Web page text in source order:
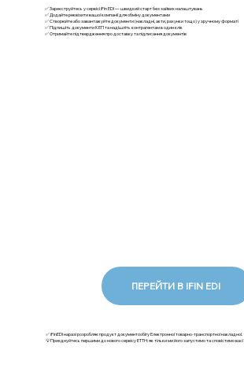
✅ Зареєструйтесь у сервісі iFin EDI — швидкий старт без зайвих налаштувань
✅ Додайте реквізити вашої компанії для обміну документами
✅ Створюйте або завантажуйте документи (накладні, акти, рахунки тощо) у зручному форматі
✅ Підпишіть документи КЕП та надішліть контрагентам в один клік
✅ Отримайте підтвердження про доставку та підписання документів
ПЕРЕЙТИ В IFIN EDI
✅ iFinEDI наразі розробляє продукт документообігу Електронної товарно-транспортної накладної.
💡Приєднуйтесь першими до нового сервісу ЕТТН: як тільки ми його запустимо та сповістимо вас!